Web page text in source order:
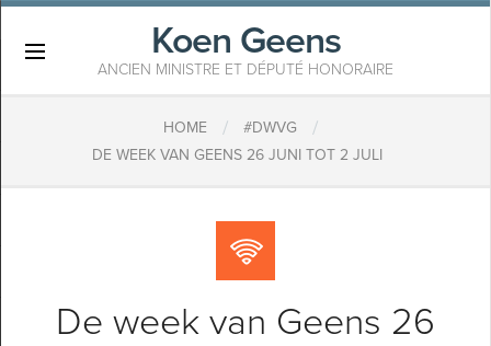
Koen Geens
ANCIEN MINISTRE ET DÉPUTÉ HONORAIRE
HOME / #DWVG /
DE WEEK VAN GEENS 26 JUNI TOT 2 JULI
De week van Geens 26